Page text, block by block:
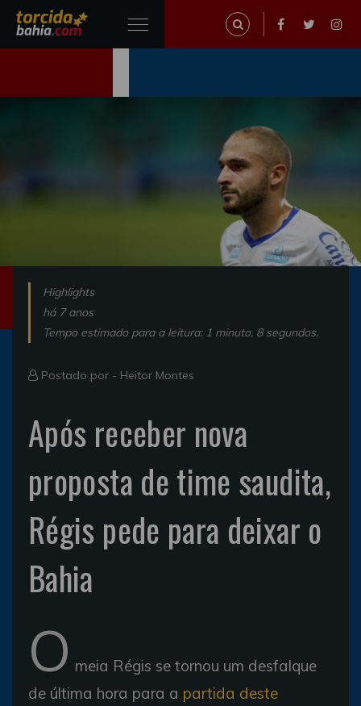
Highlights
há 7 anos
Tempo estimado para a leitura: 1 minuto, 8 segundos.
Postado por - Heitor Montes
Após receber nova
proposta de time saudita,
Régis pede para deixar o
Bahia
O meia Régis se tornou um desfalque
de última hora para a partida deste